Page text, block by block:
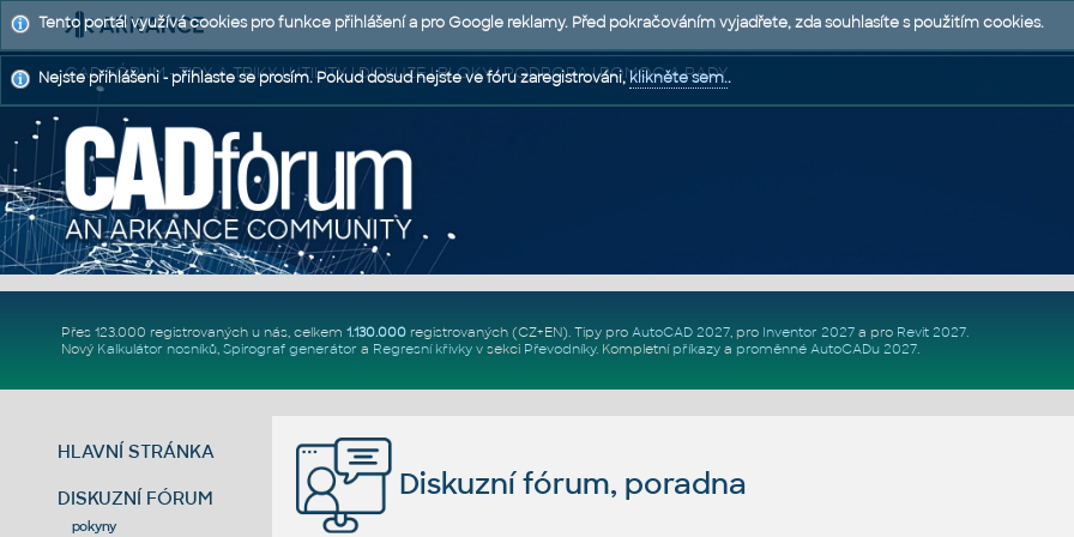
CAD FÓRUM - TIPY A TRIKY | UTILITY | DISKUZE | BLOKY | PODPORA | POMOC A RADY
Přes 123.000 registrovaných u nás, celkem 1.130.000registrovaných (CZ+EN). Tipy pro AutoCAD 2027, pro Inventor 2027a pro Revit 2027.
Nový Kalkulátor nosníků, Spirograf generátor a Regresní křivkyv sekci Převodníky. Kompletní příkazya proměnné AutoCADu 2027.
HLAVNÍ STRÁNKA
DISKUZNÍ FÓRUM
pokyny
Diskuzní fórum, poradna
Tento portál využívá cookies pro funkce přihlášení a pro Google reklamy. Před pokračováním vyjadřete, zda souhlasíte s použitím cookies.
Nejste přihlášeni - přihlaste se prosím. Pokud dosud nejste ve fóru zaregistrováni,klikněte sem..